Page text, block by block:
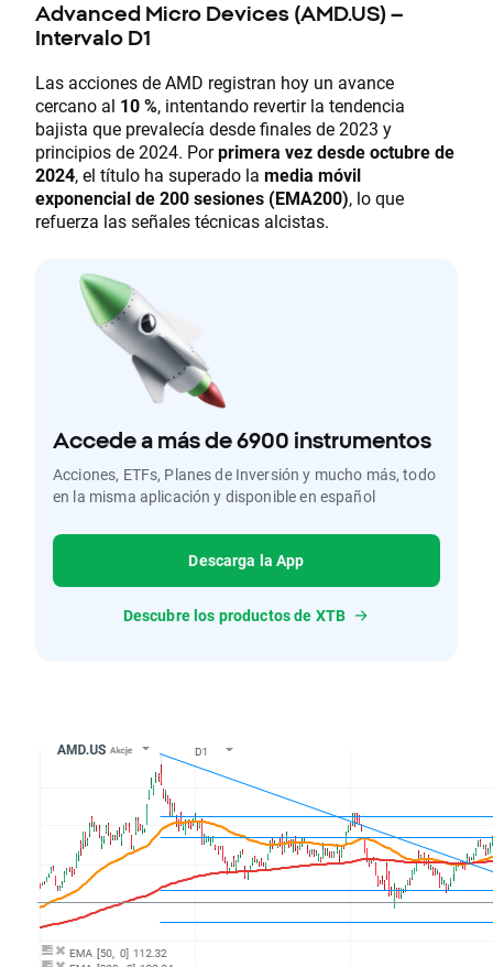
Advanced Micro Devices (AMD.US) –
Intervalo D1
Las acciones de AMD registran hoy un avance
cercano al 10 %, intentando revertir la tendencia
bajista que prevalecía desde finales de 2023 y
principios de 2024. Porprimera vez desde octubre de
2024, el título ha superado la media móvil
exponencial de 200 sesiones (EMA200), lo que
refuerza las señales técnicas alcistas.
Accede a más de 6900 instrumentos
Acciones, ETFs, Planes de Inversión y mucho más, todo
en la misma aplicación y disponible en español
Descarga la App
Descubre los productos de XTB